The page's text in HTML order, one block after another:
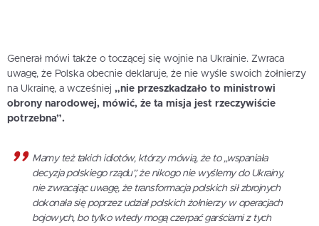
Generał mówi także o toczącej się wojnie na Ukrainie. Zwraca
uwagę, że Polska obecnie deklaruje, że nie wyśle swoich żołnierzy
na Ukrainę, a wcześniej „nie przeszkadzało to ministrowi
obrony narodowej, mówić, że ta misja jest rzeczywiście
potrzebna”.
Mamy też takich idiotów, którzy mówią, że to „wspaniała
decyzja polskiego rządu”, że nikogo nie wyślemy do Ukrainy,
nie zwracając uwagę, że transformacja polskich sił zbrojnych
dokonała się poprzez udział polskich żołnierzy w operacjach
bojowych, bo tylko wtedy mogą czerpać garściami z tych